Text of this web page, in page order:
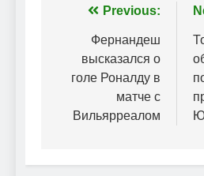
Навігація
записів
Previous:
Фернандеш
высказался о
голе Роналду в
матче с
Вильярреалом